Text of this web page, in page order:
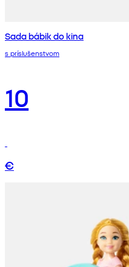
Sada bábik do kina
s príslušenstvom
10
€